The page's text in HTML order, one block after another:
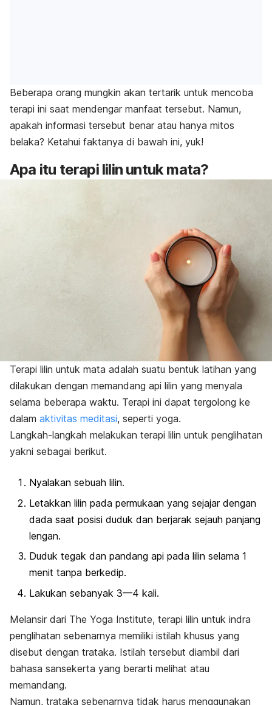
Beberapa orang mungkin akan tertarik untuk mencoba
terapi ini saat mendengar manfaat tersebut. Namun,
apakah informasi tersebut benar atau hanya mitos
belaka? Ketahui faktanya di bawah ini, yuk!
Apa itu terapi lilin untuk mata?
Terapi lilin untuk mata adalah suatu bentuk latihan yang
dilakukan dengan memandang api lilin yang menyala
selama beberapa waktu. Terapi ini dapat tergolong ke
dalam aktivitas meditasi, seperti yoga.
Langkah-langkah melakukan terapi lilin untuk penglihatan
yakni sebagai berikut.
Nyalakan sebuah lilin.
Letakkan lilin pada permukaan yang sejajar dengan
dada saat posisi duduk dan berjarak sejauh panjang
lengan.
Duduk tegak dan pandang api pada lilin selama 1
menit tanpa berkedip.
Lakukan sebanyak 3—4 kali.
Melansir dari The Yoga Institute, terapi lilin untuk indra
penglihatan sebenarnya memiliki istilah khusus yang
disebut dengan trataka. Istilah tersebut diambil dari
bahasa sansekerta yang berarti melihat atau
memandang.
Namun, trataka sebenarnya tidak harus menggunakan